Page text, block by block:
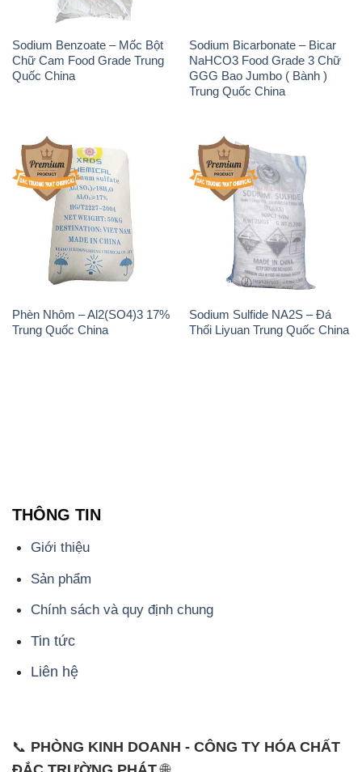
Phèn Nhôm – Al2(SO4)3 17%
Trung Quốc China
Sodium Sulfide NA2S – Đá
Thối Liyuan Trung Quốc China
Chính sách và quy định chung
Tin tức
Liên hệ
📞
PHÒNG KINH DOANH - CÔNG TY HÓA CHẤT
ĐẮC TRƯỜNG PHÁT
- 028.3756.1835 - 028.3756.1840 - 028.3756.1841-